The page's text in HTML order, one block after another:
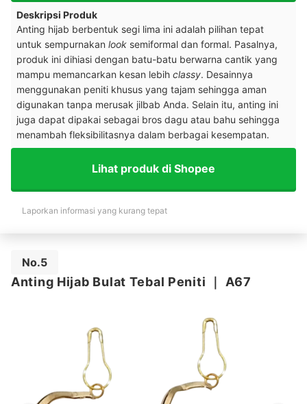
Deskripsi Produk
Anting hijab berbentuk segi lima ini adalah pilihan tepat
untuk sempurnakan look semiformal dan formal. Pasalnya,
produk ini dihiasi dengan batu-batu berwarna cantik yang
mampu memancarkan kesan lebih classy. Desainnya
menggunakan peniti khusus yang tajam sehingga aman
digunakan tanpa merusak jilbab Anda. Selain itu, anting ini
juga dapat dipakai sebagai bros dagu atau bahu sehingga
menambah fleksibilitasnya dalam berbagai kesempatan.
Lihat produk di Shopee
Laporkan informasi yang kurang tepat
No.5
Anting Hijab Bulat Tebal Peniti A67